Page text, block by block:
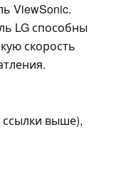
ViewSonic.
LG способны
скорость
ссылки выше),